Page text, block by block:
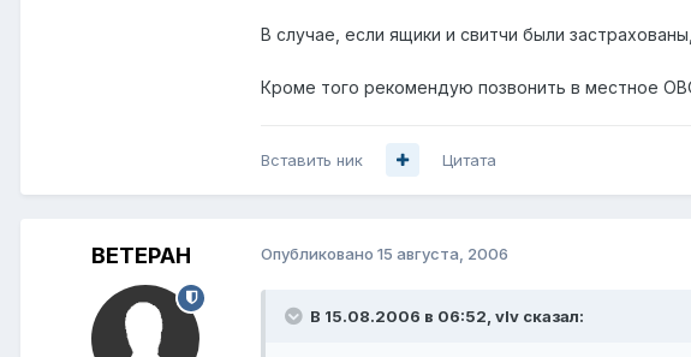
В случае, если ящики и свитчи были
Кроме того рекомендую позвонить в местное
Вставить ник Цитата
BETEPAH Опубликовано 15 августа, 2006
В 15.08.2006 в 06:52, vIv сказал: